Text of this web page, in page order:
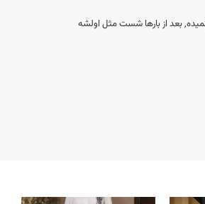
بعد از بارها شست مثل اولشه